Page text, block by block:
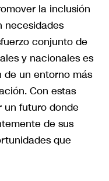
la inclusión
necesidades
conjunto de
y nacionales es
un entorno más
Con estas
un futuro donde
de sus
que